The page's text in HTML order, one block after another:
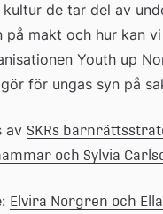
kultur de tar del av
på makt och hur kan
Youth up
för ungas syn på
av SKRs
och Sylvia
Elvira Norgren och